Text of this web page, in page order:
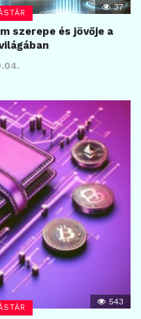
37
szerepe és jövője a
543